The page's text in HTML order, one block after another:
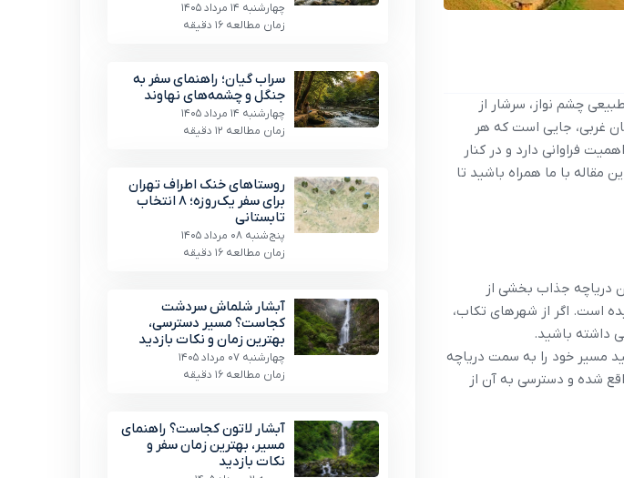
چشم ‌نواز، سرشار از
غربی، جایی است که هر
فراوانی دارد و در کنار
مقاله با ما همراه باشید تا
دریاچه جذاب بخشی از
است. اگر از شهرهای تکاب،
داشته باشید.
مسیر خود را به سمت دریاچه
روستای نصرت‌ آباد واقع شده و دسترسی به آن از
چهارشنبه 14 مرداد 1405
زمان مطالعه 16 دقیقه
سراب گیان؛ راهنمای سفر به
جنگل و چشمه‌های نهاوند
چهارشنبه 14 مرداد 1405
زمان مطالعه 12 دقیقه
روستاهای خنک اطراف تهران
برای سفر یک‌روزه؛ ۸ انتخاب
تابستانی
پنج‌شنبه 08 مرداد 1405
زمان مطالعه 16 دقیقه
آبشار شلماش سردشت
کجاست؟ مسیر دسترسی،
بهترین زمان و نکات بازدید
چهارشنبه 07 مرداد 1405
زمان مطالعه 16 دقیقه
آبشار لاتون کجاست؟ راهنمای
مسیر، بهترین زمان سفر و
نکات بازدید